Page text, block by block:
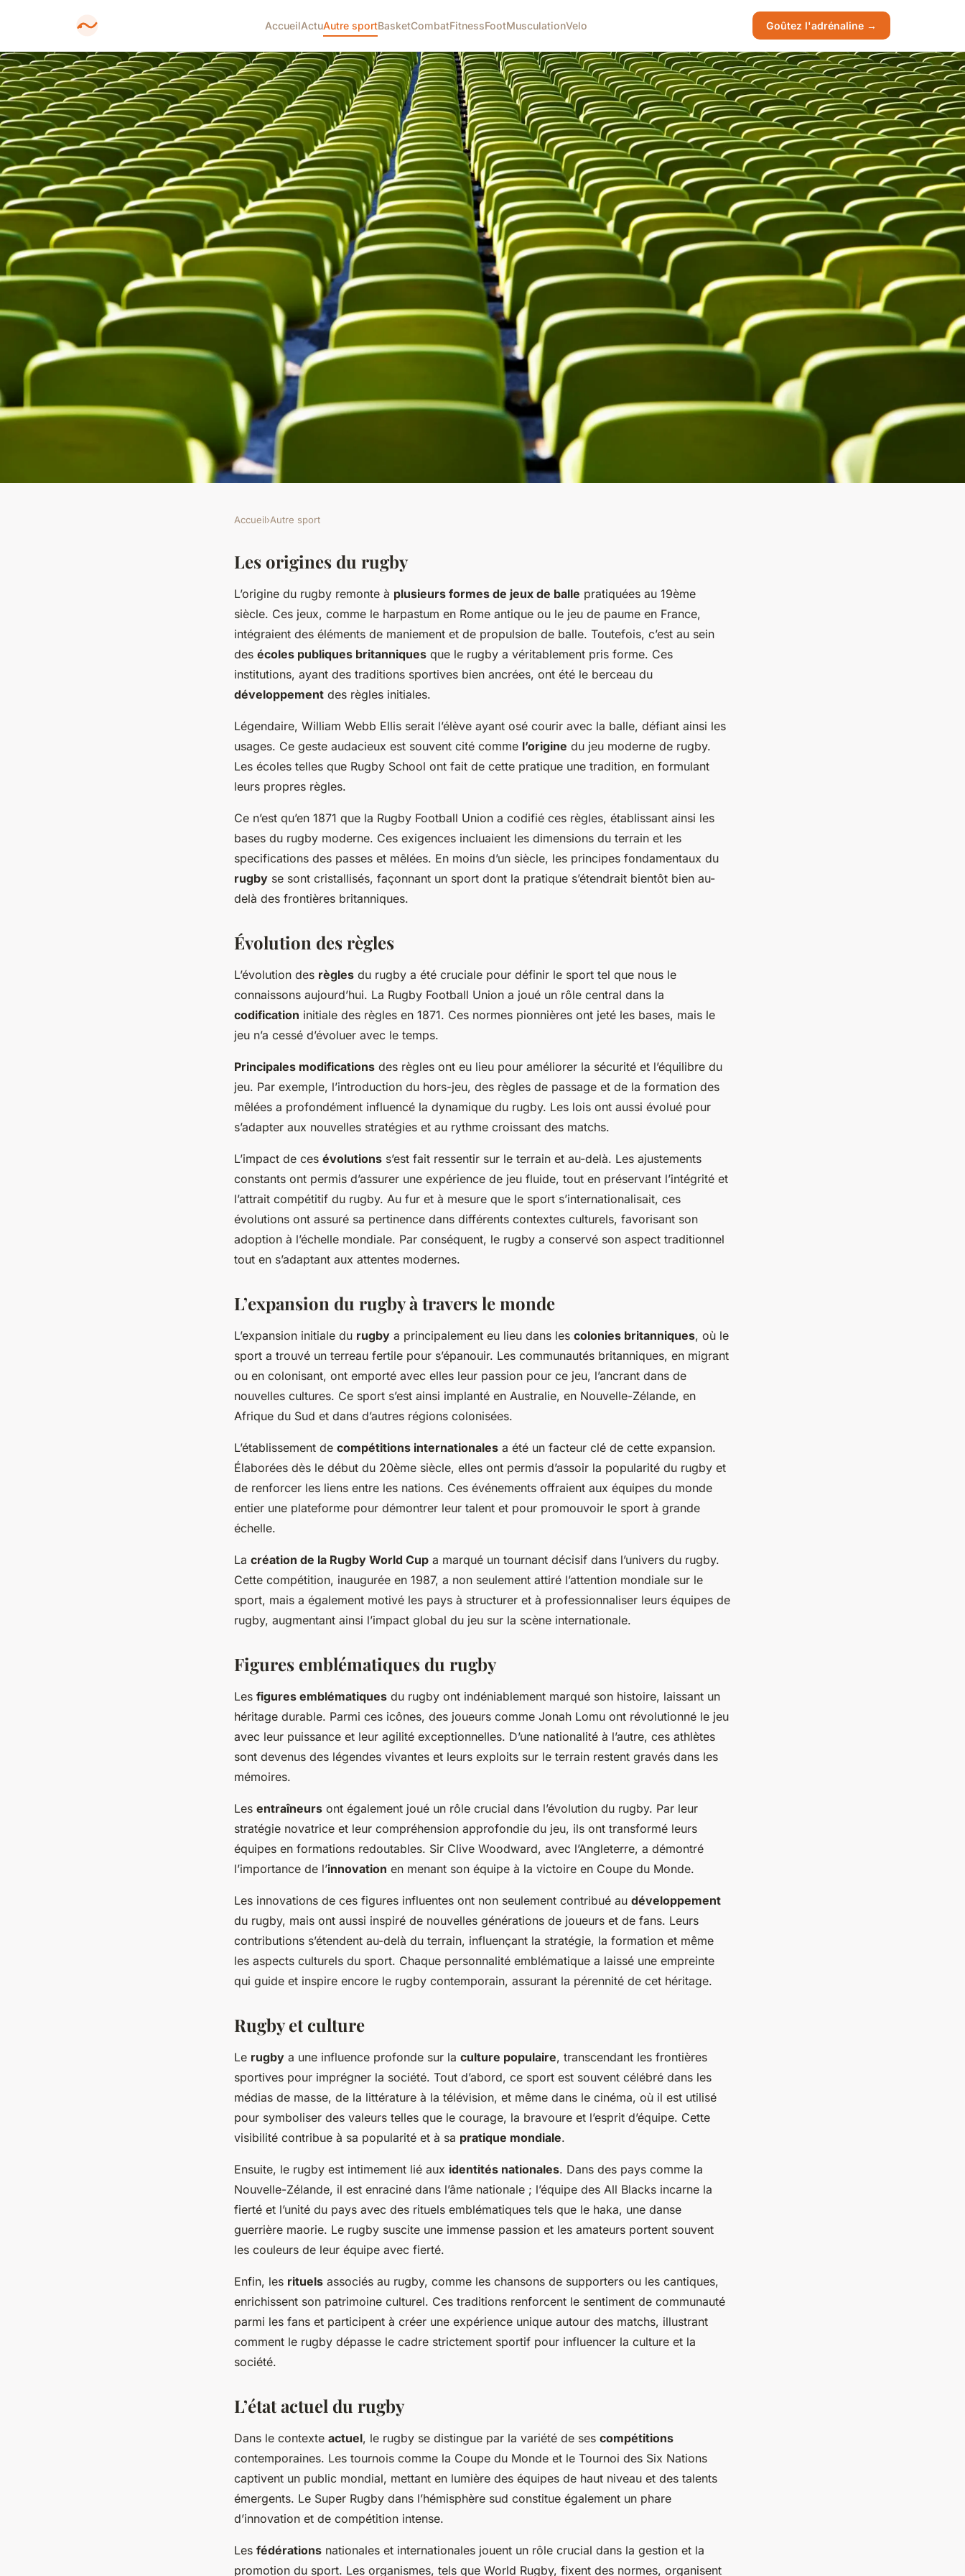
AccueilActuAutre sportBasketCombatFitnessFootMusculationVelo Goûtez l'adrénaline →
Histoire du rugby : des origines à
Accueil›Autre sport
Les origines du rugby
L’origine du rugby remonte à plusieurs formes de jeux de balle pratiquées au 19ème
siècle. Ces jeux, comme le harpastum en Rome antique ou le jeu de paume en France,
intégraient des éléments de maniement et de propulsion de balle. Toutefois, c’est au sein
des écoles publiques britanniques que le rugby a véritablement pris forme. Ces
institutions, ayant des traditions sportives bien ancrées, ont été le berceau du
développement des règles initiales.
Légendaire, William Webb Ellis serait l’élève ayant osé courir avec la balle, défiant ainsi les
usages. Ce geste audacieux est souvent cité comme l’origine du jeu moderne de rugby.
Les écoles telles que Rugby School ont fait de cette pratique une tradition, en formulant
leurs propres règles.
Ce n’est qu’en 1871 que la Rugby Football Union a codifié ces règles, établissant ainsi les
bases du rugby moderne. Ces exigences incluaient les dimensions du terrain et les
specifications des passes et mêlées. En moins d’un siècle, les principes fondamentaux du
rugby se sont cristallisés, façonnant un sport dont la pratique s’étendrait bientôt bien au-
delà des frontières britanniques.
Évolution des règles
L’évolution des règles du rugby a été cruciale pour définir le sport tel que nous le
connaissons aujourd’hui. La Rugby Football Union a joué un rôle central dans la
codification initiale des règles en 1871. Ces normes pionnières ont jeté les bases, mais le
jeu n’a cessé d’évoluer avec le temps.
Principales modifications des règles ont eu lieu pour améliorer la sécurité et l’équilibre du
jeu. Par exemple, l’introduction du hors-jeu, des règles de passage et de la formation des
mêlées a profondément influencé la dynamique du rugby. Les lois ont aussi évolué pour
s’adapter aux nouvelles stratégies et au rythme croissant des matchs.
L’impact de ces évolutions s’est fait ressentir sur le terrain et au-delà. Les ajustements
constants ont permis d’assurer une expérience de jeu fluide, tout en préservant l’intégrité et
l’attrait compétitif du rugby. Au fur et à mesure que le sport s’internationalisait, ces
évolutions ont assuré sa pertinence dans différents contextes culturels, favorisant son
adoption à l’échelle mondiale. Par conséquent, le rugby a conservé son aspect traditionnel
tout en s’adaptant aux attentes modernes.
L’expansion du rugby à travers le monde
L’expansion initiale du rugby a principalement eu lieu dans les colonies britanniques, où le
sport a trouvé un terreau fertile pour s’épanouir. Les communautés britanniques, en migrant
ou en colonisant, ont emporté avec elles leur passion pour ce jeu, l’ancrant dans de
nouvelles cultures. Ce sport s’est ainsi implanté en Australie, en Nouvelle-Zélande, en
Afrique du Sud et dans d’autres régions colonisées.
L’établissement de compétitions internationales a été un facteur clé de cette expansion.
Élaborées dès le début du 20ème siècle, elles ont permis d’assoir la popularité du rugby et
de renforcer les liens entre les nations. Ces événements offraient aux équipes du monde
entier une plateforme pour démontrer leur talent et pour promouvoir le sport à grande
échelle.
La création de la Rugby World Cup a marqué un tournant décisif dans l’univers du rugby.
Cette compétition, inaugurée en 1987, a non seulement attiré l’attention mondiale sur le
sport, mais a également motivé les pays à structurer et à professionnaliser leurs équipes de
rugby, augmentant ainsi l’impact global du jeu sur la scène internationale.
Figures emblématiques du rugby
Les figures emblématiques du rugby ont indéniablement marqué son histoire, laissant un
héritage durable. Parmi ces icônes, des joueurs comme Jonah Lomu ont révolutionné le jeu
avec leur puissance et leur agilité exceptionnelles. D’une nationalité à l’autre, ces athlètes
sont devenus des légendes vivantes et leurs exploits sur le terrain restent gravés dans les
mémoires.
Les entraîneurs ont également joué un rôle crucial dans l’évolution du rugby. Par leur
stratégie novatrice et leur compréhension approfondie du jeu, ils ont transformé leurs
équipes en formations redoutables. Sir Clive Woodward, avec l’Angleterre, a démontré
l’importance de l’innovation en menant son équipe à la victoire en Coupe du Monde.
Les innovations de ces figures influentes ont non seulement contribué au développement
du rugby, mais ont aussi inspiré de nouvelles générations de joueurs et de fans. Leurs
contributions s’étendent au-delà du terrain, influençant la stratégie, la formation et même
les aspects culturels du sport. Chaque personnalité emblématique a laissé une empreinte
qui guide et inspire encore le rugby contemporain, assurant la pérennité de cet héritage.
Rugby et culture
Le rugby a une influence profonde sur la culture populaire, transcendant les frontières
sportives pour imprégner la société. Tout d’abord, ce sport est souvent célébré dans les
médias de masse, de la littérature à la télévision, et même dans le cinéma, où il est utilisé
pour symboliser des valeurs telles que le courage, la bravoure et l’esprit d’équipe. Cette
visibilité contribue à sa popularité et à sa pratique mondiale.
Ensuite, le rugby est intimement lié aux identités nationales. Dans des pays comme la
Nouvelle-Zélande, il est enraciné dans l’âme nationale ; l’équipe des All Blacks incarne la
fierté et l’unité du pays avec des rituels emblématiques tels que le haka, une danse
guerrière maorie. Le rugby suscite une immense passion et les amateurs portent souvent
les couleurs de leur équipe avec fierté.
Enfin, les rituels associés au rugby, comme les chansons de supporters ou les cantiques,
enrichissent son patrimoine culturel. Ces traditions renforcent le sentiment de communauté
parmi les fans et participent à créer une expérience unique autour des matchs, illustrant
comment le rugby dépasse le cadre strictement sportif pour influencer la culture et la
société.
L’état actuel du rugby
Dans le contexte actuel, le rugby se distingue par la variété de ses compétitions
contemporaines. Les tournois comme la Coupe du Monde et le Tournoi des Six Nations
captivent un public mondial, mettant en lumière des équipes de haut niveau et des talents
émergents. Le Super Rugby dans l’hémisphère sud constitue également un phare
d’innovation et de compétition intense.
Les fédérations nationales et internationales jouent un rôle crucial dans la gestion et la
promotion du sport. Les organismes, tels que World Rugby, fixent des normes, organisent